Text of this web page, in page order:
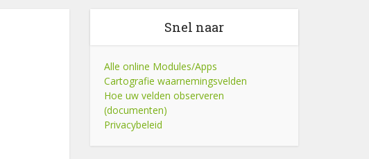
Snel naar
Alle online Modules/Apps
Cartografie waarnemingsvelden
Hoe uw velden observeren
(documenten)
Privacybeleid